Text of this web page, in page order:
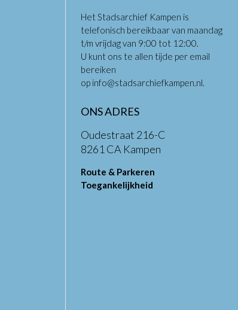
Het Stadsarchief Kampen is
telefonisch bereikbaar van maandag
t/m vrijdag van 9:00 tot 12:00.
U kunt ons te allen tijde per email
bereiken
op info@stadsarchiefkampen.nl.
ONS ADRES
Oudestraat 216-C
8261 CA Kampen
Route & Parkeren
Toegankelijkheid